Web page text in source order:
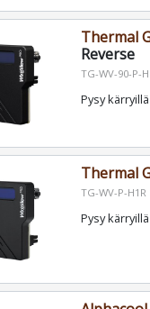
Thermal
Reverse
TG-WV-90-P-
Pysy
Thermal
TG-WV-P-H1R
Pysy